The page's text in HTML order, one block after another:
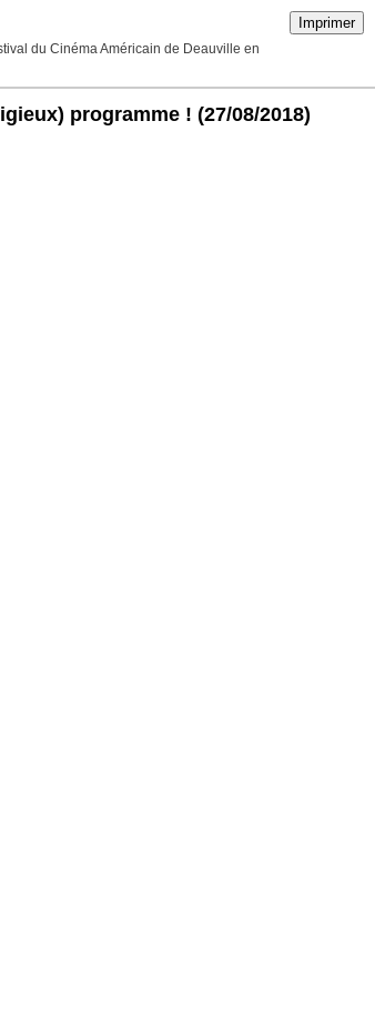
Imprimer
du Cinéma Américain de Deauville en
programme ! (27/08/2018)